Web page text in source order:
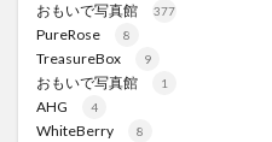
おもいで写真館 377
PureRose 8
TreasureBox 9
おもいで写真館 1
AHG 4
WhiteBerry 8